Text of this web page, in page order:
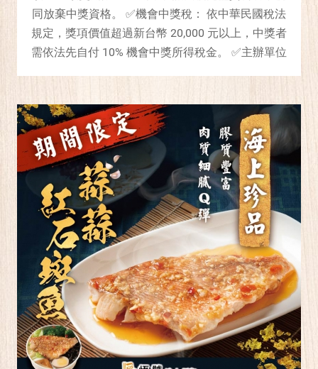
同放棄中獎資格。 ✅機會中獎稅： 依中華民國稅法
規定，獎項價值超過新台幣 20,000 元以上，中獎者
需依法先自付 10% 機會中獎所得稅金。 ✅主辦單位